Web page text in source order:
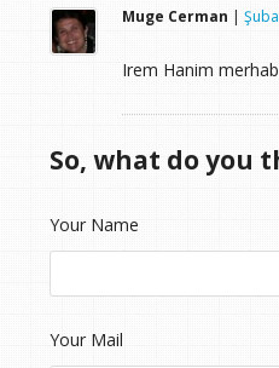
Muge Cerman |
Irem Hanim
So, what do you
Your Name
Your Mail